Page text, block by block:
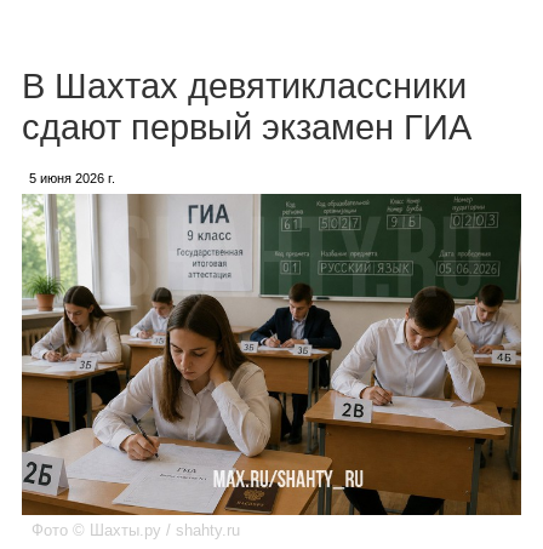
Каталог
Инфо
В Шахтах девятиклассники
сдают первый экзамен ГИА
5 июня 2026 г.
Фото © Шахты.ру / shahty.ru